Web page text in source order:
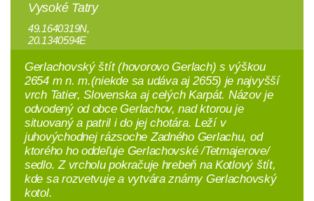
Vysoké Tatry
49.1640319N,
20.1340594E
Gerlachovský štít (hovorovo Gerlach) s výškou
2654 m n. m.(niekde sa udáva aj 2655) je najvyšší
vrch Tatier, Slovenska aj celých Karpát. Názov je
odvodený od obce Gerlachov, nad ktorou je
situovaný a patril i do jej chotára. Leží v
juhovýchodnej rázsoche Zadného Gerlachu, od
ktorého ho oddeľuje Gerlachovské /Tetmajerove/
sedlo. Z vrcholu pokračuje hrebeň na Kotlový štít,
kde sa rozvetvuje a vytvára známy Gerlachovský
kotol.